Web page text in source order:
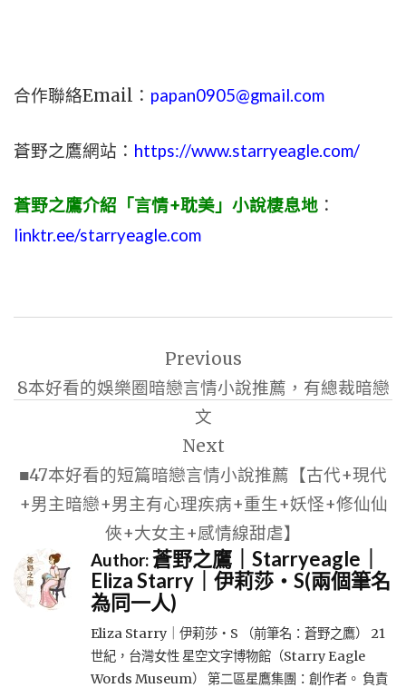
合作聯絡Email： papan0905@gmail.com
蒼野之鷹網站： https://www.starryeagle.com/
蒼野之鷹介紹「言情+耽美」小說棲息地 ：
linktr.ee/starryeagle.com
導
Previous
8本好看的娛樂圈暗戀言情小說推薦，有總裁暗戀
文
Next
■47本好看的短篇暗戀言情小說推薦【古代+現代
+男主暗戀+男主有心理疾病+重生+妖怪+修仙仙
俠+大女主+感情線甜虐】
Author:蒼野之鷹｜Starryeagle｜
Eliza Starry｜伊莉莎・S(兩個筆名
為同一人)
Eliza Starry｜伊莉莎・S （前筆名：蒼野之鷹） 21
世紀，台灣女性 星空文字博物館（Starry Eagle
Words Museum） 第二區星鷹集團：創作者。 負責